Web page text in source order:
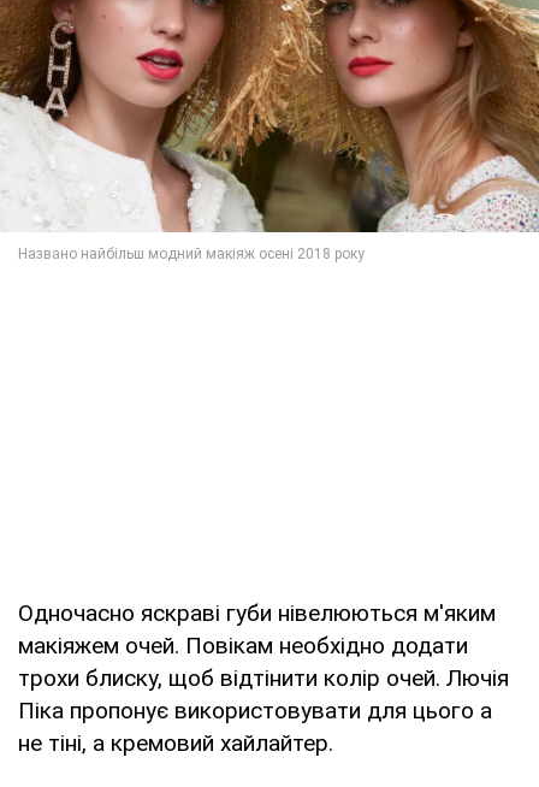
Одночасно яскраві губи нівелюються м'яким
макіяжем очей. Повікам необхідно додати
трохи блиску, щоб відтінити колір очей. Лючія
Піка пропонує використовувати для цього а
не тіні, а кремовий хайлайтер.